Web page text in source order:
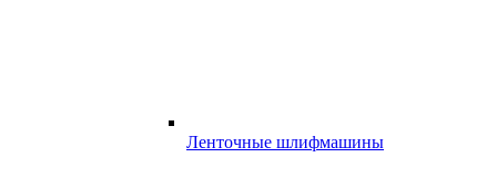
Ленточные шлифмашины